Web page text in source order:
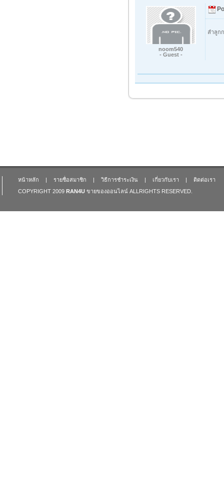
noom540
- Guest -
ลำลูก
หน้าหลัก | รายชื่อสมาชิก | วิธีการชำระเงิน | เกี่ยวกับเรา |
ติดต่อเรา
COPYRIGHT 2009 RAN4U ขายของออนไลน์ ALLRIGHTS RESERVED.